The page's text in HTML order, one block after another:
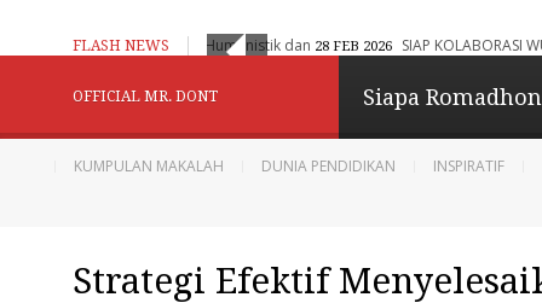
FLASH NEWS
Adaptif, Humanistik dan Berbasis Digital
28 FEB 2026 SIAP KOLABORASI WUJUDKAN
Konselor Kita -
Menginspirasi
Berbagi dan Menginpirasi
OFFICIAL MR. DONT Siapa
KUMPULAN MAKALAH DUNIA PENDIDIKAN INSPIRATIF
Strategi Efektif